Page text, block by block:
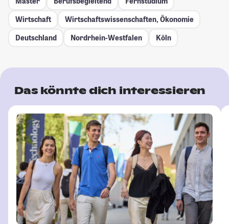
Wirtschaft
Wirtschaftswissenschaften, Ökonomie
Deutschland
Nordrhein-Westfalen Köln
Das könnte dich interessieren